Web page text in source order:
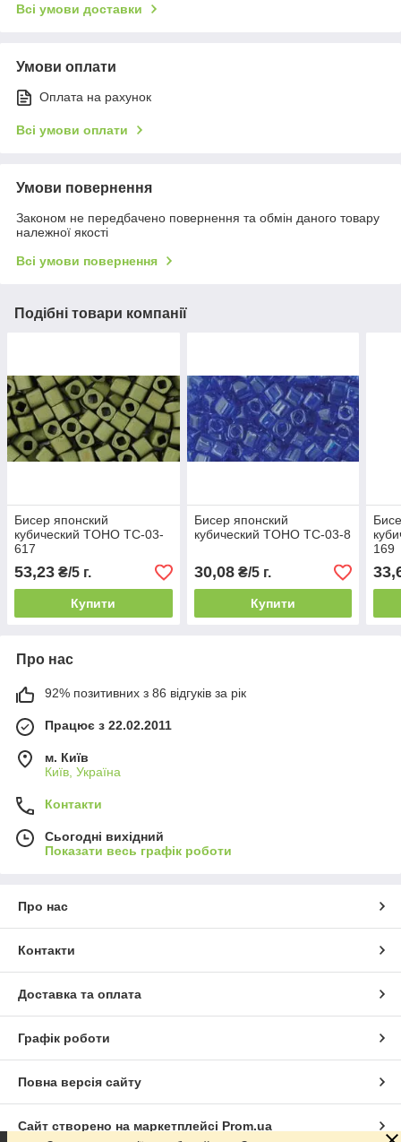
Всі умови доставки
Умови оплати
Оплата на рахунок
Всі умови оплати
Умови повернення
Законом не передбачено повернення та обмін даного товару
належної якості
Всі умови повернення
Подібні товари компанії
Бисер японский
кубический TOHO TC-03-
617
53,23 ₴/5 г.
Купити
Бисер японский
кубический TOHO TC-03-8
30,08₴/5 г.
Купити
169
Про нас
92% позитивних з 86 відгуків за рік
Працює з 22.02.2011
м. Київ
Київ, Україна
Контакти
Сьогодні вихідний
Показати весь графік роботи
Про нас
Контакти
Доставка та оплата
Графік роботи
Повна версія сайту
Сайт створено на маркетплейсі Prom.ua